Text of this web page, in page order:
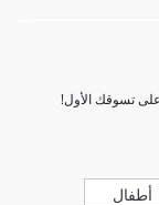
أطفال